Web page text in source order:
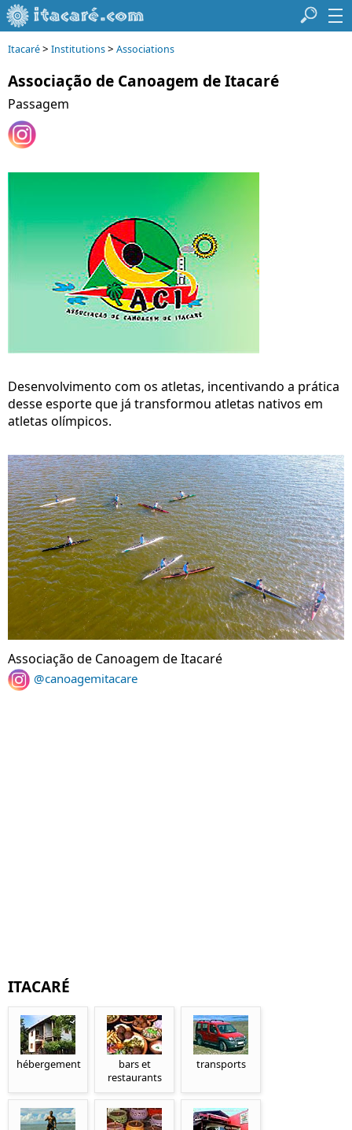
Itacaré> Institutions> Associations
Associação de Canoagem de Itacaré
Passagem
Desenvolvimento com os atletas, incentivando a prática
desse esporte que já transformou atletas nativos em
atletas olímpicos.
Associação de Canoagem de Itacaré
@canoagemitacare
ITACARÉ
hébergement
bars et
restaurants
transports